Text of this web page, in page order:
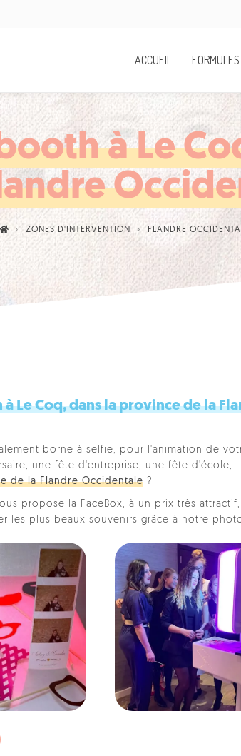
ACCUEIL
à Le
ZONES D'INTERVENTION FLANDRE
Le Coq, dans la province de la
borne à selfie, pour l'animation de
une fête d'entreprise, une fête
de la Flandre Occidentale ?
propose la FaceBox, à un prix très
les plus beaux souvenirs grâce à notre